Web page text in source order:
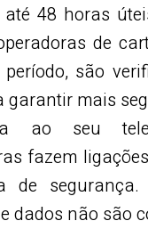
48 horas
de
período, são
garantir mais
ao seu
fazem
de
dados não são